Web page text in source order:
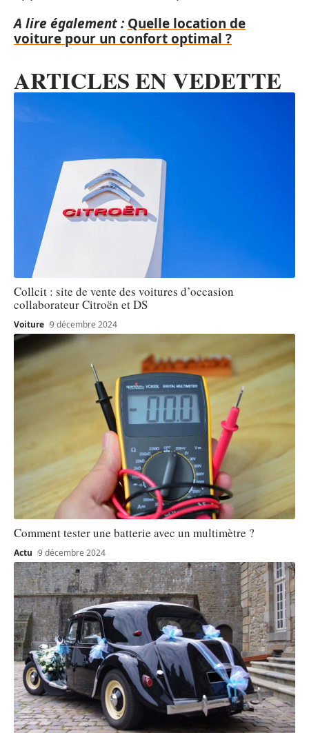
A lire également : Quelle location de
voiture pour un confort optimal ?
ARTICLES EN VEDETTE
Collcit : site de vente des voitures d’occasion
collaborateur Citroën et DS
Voiture 9 décembre 2024
Comment tester une batterie avec un multimètre ?
Actu 9 décembre 2024